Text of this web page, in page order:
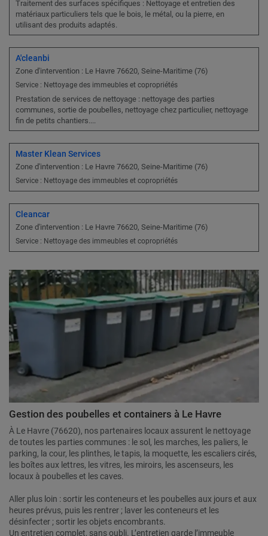
Traitement des surfaces spécifiques : Nettoyage et entretien des
matériaux particuliers tels que le bois, le métal, ou la pierre, en
utilisant des produits adaptés.
A'cleanbi
Zone d'intervention : Le Havre 76620, Seine-Maritime (76)
Service : Nettoyage des immeubles et copropriétés
Prestation de services de nettoyage : nettoyage des parties
communes, sortie de poubelles, nettoyage chez particulier, nettoyage
fin de petits chantiers....
Master Klean Services
Zone d'intervention : Le Havre 76620, Seine-Maritime (76)
Service : Nettoyage des immeubles et copropriétés
Cleancar
Zone d'intervention : Le Havre 76620, Seine-Maritime (76)
Service : Nettoyage des immeubles et copropriétés
Gestion des poubelles et containers à Le Havre
À Le Havre (76620), nos partenaires locaux assurent le nettoyage
de toutes les parties communes : le sol, les marches, les paliers, le
parking, la cour, les plinthes, le tapis, la moquette, les escaliers cirés,
les boîtes aux lettres, les vitres, les miroirs, les ascenseurs, les
locaux à poubelles et les caves.
Aller plus loin : sortir les conteneurs et les poubelles aux jours et aux
heures prévus, puis les rentrer ; laver les conteneurs et les
désinfecter ; sortir les objets encombrants.
Un entretien complet, sans oubli. L’entretien garde l’immeuble